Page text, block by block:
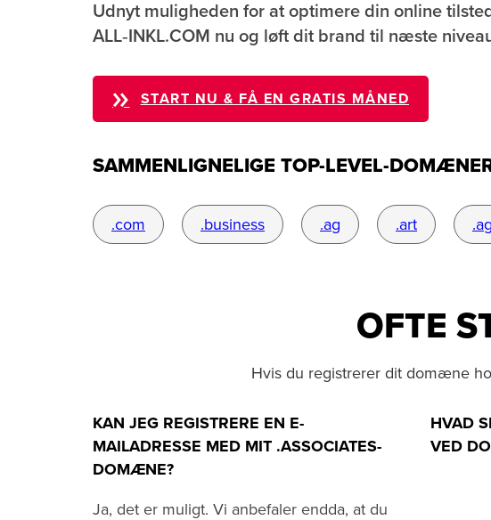
Udnyt muligheden for at optimere din online
ALL‑INKL.COM nu og løft dit brand til næste
START NU & FÅ EN GRATIS MÅNED
SAMMENLIGNELIGE TOP-LEVEL-
.com .business .ag .art
OFTE
Hvis du registrerer dit domæne
KAN JEG REGISTRERE EN E-
MAILADRESSE MED MIT .ASSOCIATES-
DOMÆNE?
Ja, det er muligt. Vi anbefaler endda, at du
HVAD
VED